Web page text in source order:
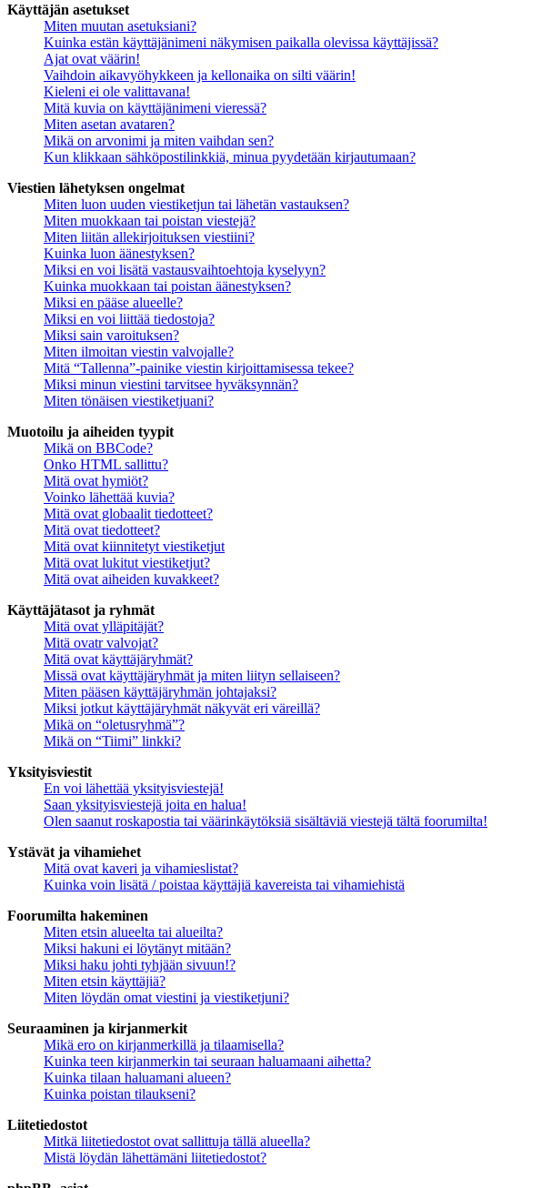
Käyttäjän asetukset
Miten muutan asetuksiani?
Kuinka estän käyttäjänimeni näkymisen paikalla olevissa käyttäjissä?
Ajat ovat väärin!
Vaihdoin aikavyöhykkeen ja kellonaika on silti väärin!
Kieleni ei ole valittavana!
Mitä kuvia on käyttäjänimeni vieressä?
Miten asetan avataren?
Mikä on arvonimi ja miten vaihdan sen?
Kun klikkaan sähköpostilinkkiä, minua pyydetään kirjautumaan?
Viestien lähetyksen ongelmat
Miten luon uuden viestiketjun tai lähetän vastauksen?
Miten muokkaan tai poistan viestejä?
Miten liitän allekirjoituksen viestiini?
Kuinka luon äänestyksen?
Miksi en voi lisätä vastausvaihtoehtoja kyselyyn?
Kuinka muokkaan tai poistan äänestyksen?
Miksi en pääse alueelle?
Miksi en voi liittää tiedostoja?
Miksi sain varoituksen?
Miten ilmoitan viestin valvojalle?
Mitä “Tallenna”-painike viestin kirjoittamisessa tekee?
Miksi minun viestini tarvitsee hyväksynnän?
Miten tönäisen viestiketjuani?
Muotoilu ja aiheiden tyypit
Mikä on BBCode?
Onko HTML sallittu?
Mitä ovat hymiöt?
Voinko lähettää kuvia?
Mitä ovat globaalit tiedotteet?
Mitä ovat tiedotteet?
Mitä ovat kiinnitetyt viestiketjut
Mitä ovat lukitut viestiketjut?
Mitä ovat aiheiden kuvakkeet?
Käyttäjätasot ja ryhmät
Mitä ovat ylläpitäjät?
Mitä ovatr valvojat?
Mitä ovat käyttäjäryhmät?
Missä ovat käyttäjäryhmät ja miten liityn sellaiseen?
Miten pääsen käyttäjäryhmän johtajaksi?
Miksi jotkut käyttäjäryhmät näkyvät eri väreillä?
Mikä on “oletusryhmä”?
Mikä on “Tiimi” linkki?
Yksityisviestit
En voi lähettää yksityisviestejä!
Saan yksityisviestejä joita en halua!
Olen saanut roskapostia tai väärinkäytöksiä sisältäviä viestejä tältä foorumilta!
Ystävät ja vihamiehet
Mitä ovat kaveri ja vihamieslistat?
Kuinka voin lisätä / poistaa käyttäjiä kavereista tai vihamiehistä
Foorumilta hakeminen
Miten etsin alueelta tai alueilta?
Miksi hakuni ei löytänyt mitään?
Miksi haku johti tyhjään sivuun!?
Miten etsin käyttäjiä?
Miten löydän omat viestini ja viestiketjuni?
Seuraaminen ja kirjanmerkit
Mikä ero on kirjanmerkillä ja tilaamisella?
Kuinka teen kirjanmerkin tai seuraan haluamaani aihetta?
Kuinka tilaan haluamani alueen?
Kuinka poistan tilaukseni?
Liitetiedostot
Mitkä liitetiedostot ovat sallittuja tällä alueella?
Mistä löydän lähettämäni liitetiedostot?